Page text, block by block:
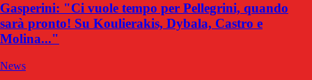
Gasperini: "Ci vuole tempo per Pellegrini, quando
sarà pronto! Su Koulierakis, Dybala, Castro e
Molina..."
News